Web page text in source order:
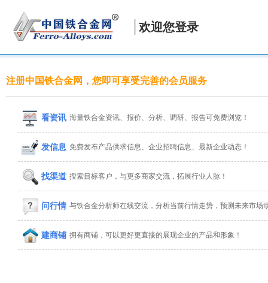
欢迎您登录
注册中国铁合金网，您即可享受完善的会员服务
看资讯 海量铁合金资讯、报价、分析、调研、报告可免费浏览！
发信息 免费发布产品供求信息、企业招聘信息、最新企业动态！
找渠道 搜索目标客户，与更多商家交流，拓展行业人脉！
问行情 与铁合金分析师在线交流，分析当前行情走势，预测未来市场
建商铺 拥有商铺，可以更好更直接的展现企业的产品和形象！